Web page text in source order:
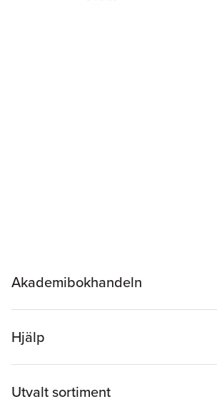
Akademibokhandeln
Hjälp
Utvalt sortiment